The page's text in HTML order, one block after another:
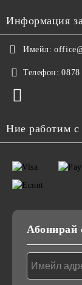
Информация
Имейл:
Телефон: 0878
Ние работим с
Абонирай